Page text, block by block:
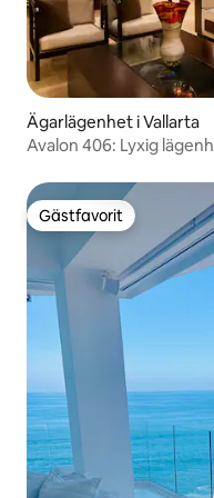
Ägarlägenhet i Vallarta
Avalon 406: Lyxig
Gästfavorit
Gästfavorit